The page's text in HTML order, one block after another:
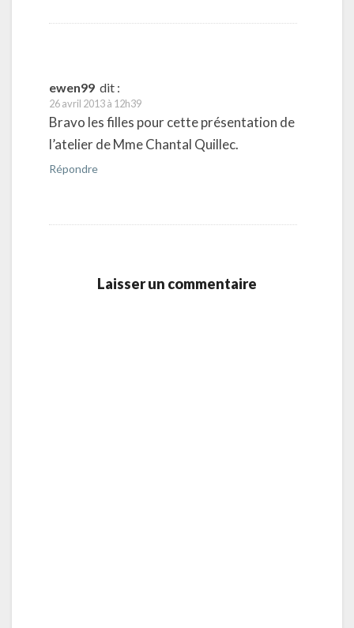
ewen99 dit :
26 avril 2013 à 12h39
Bravo les filles pour cette présentation de
l’atelier de Mme Chantal Quillec.
Répondre
Laisser un commentaire